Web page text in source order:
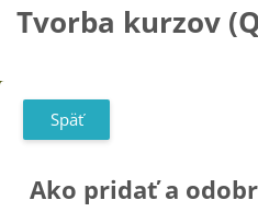
Tvorba kurzov
Späť
Ako pridať a